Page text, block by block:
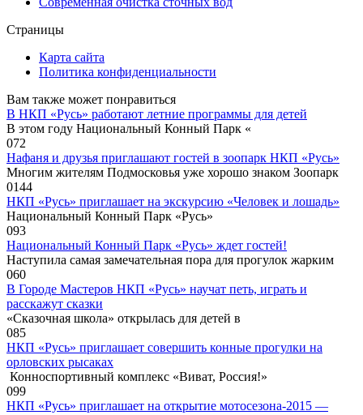
Страницы
Карта сайта
Политика конфиденциальности
Вам также может понравиться
В НКП «Русь» работают летние программы для детей
В этом году Национальный Конный Парк «
072
Нафаня и друзья приглашают гостей в зоопарк НКП «Русь»
Многим жителям Подмосковья уже хорошо знаком Зоопарк
0144
НКП «Русь» приглашает на экскурсию «Человек и лошадь»
Национальный Конный Парк «Русь»
093
Национальный Конный Парк «Русь» ждет гостей!
Наступила самая замечательная пора для прогулок жарким
060
В Городе Мастеров НКП «Русь» научат петь, играть и
расскажут сказки
«Сказочная школа» открылась для детей в
085
НКП «Русь» приглашает совершить конные прогулки на
орловских рысаках
Конноспортивный комплекс «Виват, Россия!»
099
НКП «Русь» приглашает на открытие мотосезона-2015 —